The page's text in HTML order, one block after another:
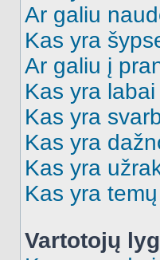
Ar galiu
Kas yra
Ar galiu į
Kas yra
Kas yra
Kas yra
Kas yra
Kas yra
Vartotojų